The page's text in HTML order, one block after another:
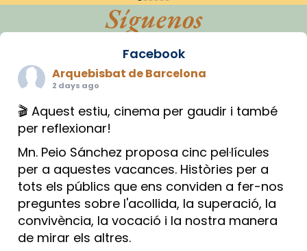
Síguenos
Facebook
Arquebisbat de Barcelona
2 days ago
🎬 Aquest estiu, cinema per gaudir i també
per reflexionar!
Mn. Peio Sánchez proposa cinc pel·lícules
per a aquestes vacances. Històries per a
tots els públics que ens conviden a fer-nos
preguntes sobre l'acollida, la superació, la
convivència, la vocació i la nostra manera
de mirar els altres.